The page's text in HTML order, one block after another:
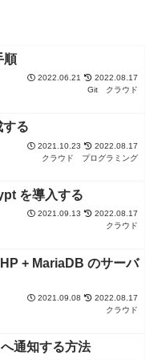
順
2022.06.21
2022.08.17
Git
クラウド
る
2021.10.23
2022.08.17
クラウド
プログラミング
を導入する
2021.09.13
2022.08.17
クラウド
+ MariaDB のサーバ
2021.09.08
2022.08.17
クラウド
通知する方法